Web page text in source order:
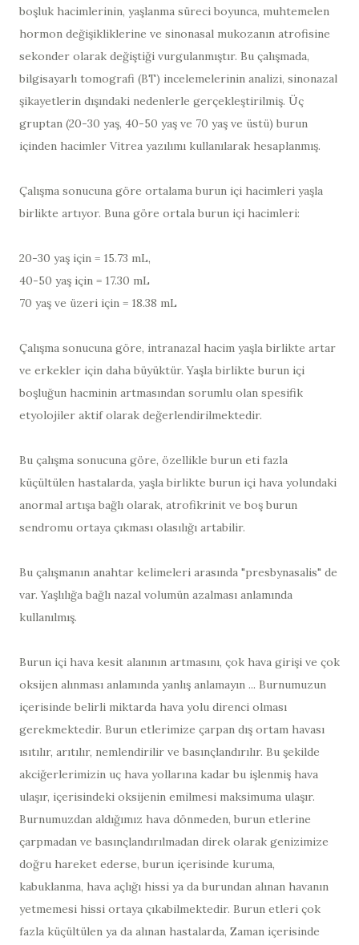
boşluk hacimlerinin, yaşlanma süreci boyunca, muhtemelen
hormon değişikliklerine ve sinonasal mukozanın atrofisine
sekonder olarak değiştiği vurgulanmıştır. Bu çalışmada,
bilgisayarlı tomografi (BT) incelemelerinin analizi, sinonazal
şikayetlerin dışındaki nedenlerle gerçekleştirilmiş. Üç
gruptan (20-30 yaş, 40-50 yaş ve 70 yaş ve üstü) burun
içinden hacimler Vitrea yazılımı kullanılarak hesaplanmış.
Çalışma sonucuna göre ortalama burun içi hacimleri yaşla
birlikte artıyor. Buna göre ortala burun içi hacimleri:
20-30 yaş için = 15.73 mL,
40-50 yaş için = 17.30 mL
70 yaş ve üzeri için = 18.38 mL
Çalışma sonucuna göre, intranazal hacim yaşla birlikte artar
ve erkekler için daha büyüktür. Yaşla birlikte burun içi
boşluğun hacminin artmasından sorumlu olan spesifik
etyolojiler aktif olarak değerlendirilmektedir.
Bu çalışma sonucuna göre, özellikle burun eti fazla
küçültülen hastalarda, yaşla birlikte burun içi hava yolundaki
anormal artışa bağlı olarak, atrofikrinit ve boş burun
sendromu ortaya çıkması olasılığı artabilir.
Bu çalışmanın anahtar kelimeleri arasında "presbynasalis" de
var. Yaşlılığa bağlı nazal volumün azalması anlamında
kullanılmış.
Burun içi hava kesit alanının artmasını, çok hava girişi ve çok
oksijen alınması anlamında yanlış anlamayın ... Burnumuzun
içerisinde belirli miktarda hava yolu direnci olması
gerekmektedir. Burun etlerimize çarpan dış ortam havası
ısıtılır, arıtılır, nemlendirilir ve basınçlandırılır. Bu şekilde
akciğerlerimizin uç hava yollarına kadar bu işlenmiş hava
ulaşır, içerisindeki oksijenin emilmesi maksimuma ulaşır.
Burnumuzdan aldığımız hava dönmeden, burun etlerine
çarpmadan ve basınçlandırılmadan direk olarak genizimize
doğru hareket ederse, burun içerisinde kuruma,
kabuklanma, hava açlığı hissi ya da burundan alınan havanın
yetmemesi hissi ortaya çıkabilmektedir. Burun etleri çok
fazla küçültülen ya da alınan hastalarda, Zaman içerisinde